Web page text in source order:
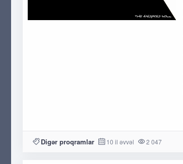
Digər proqramlar 10 il əvvəl 2 047